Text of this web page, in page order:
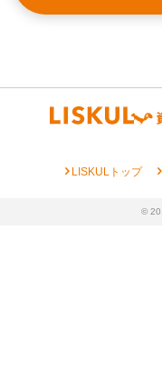
chevron_rightLISKULトップ
©